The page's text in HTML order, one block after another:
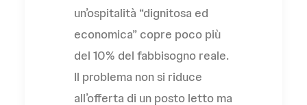
un’ospitalità “dignitosa ed
economica” copre poco più
del 10% del fabbisogno reale.
Il problema non si riduce
all’offerta di un posto letto ma